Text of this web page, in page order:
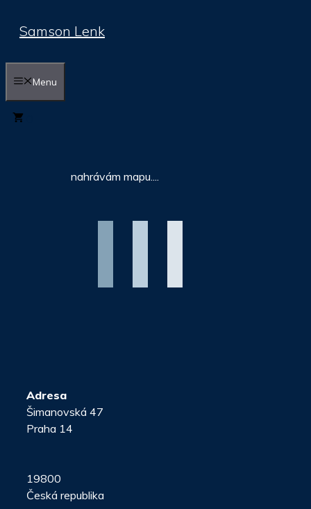
Samson Lenk
Menu
nahrávám mapu....
Adresa
Šimanovská 47
Praha 14
19800
Česká republika